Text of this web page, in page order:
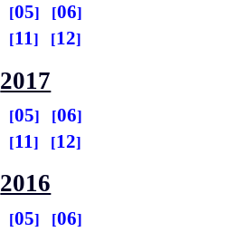
05
06
11 12
2017
05
06
11 12
2016
05
06